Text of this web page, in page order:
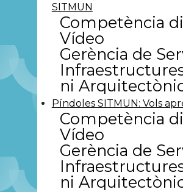
SITMUN
Competència
Vídeo
Gerència de
ni
Píndoles SITMUN: Vols
Competència
Vídeo
Gerència de
ni